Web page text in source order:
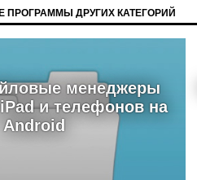
ДРУГИХ КАТЕГОРИЙ
менеджеры
и телефонов на
Android